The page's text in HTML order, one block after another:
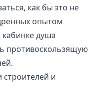
как бы это не
опытом
кабинке душа
противоскользящую
и